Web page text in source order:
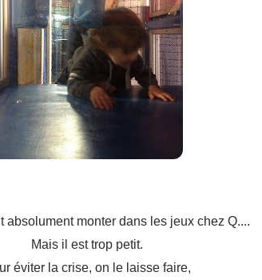
absolument monter dans les jeux chez Q....
Mais il est trop petit.
éviter la crise, on le laisse faire,